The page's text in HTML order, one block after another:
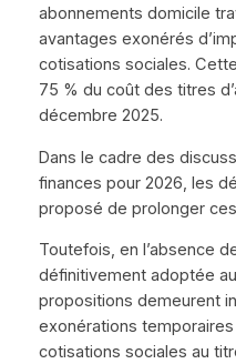
abonnements domicile
avantages exonérés
cotisations sociales.
75 % du coût des titres
décembre 2025.
Dans le cadre des
finances pour 2026, les
proposé de prolonger
Toutefois, en l’absence
définitivement adoptée
propositions demeurent
exonérations
cotisations sociales au